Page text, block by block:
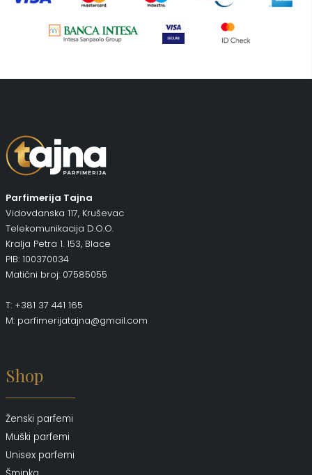
Parfimerija Tajna
Vidovdanska 117, Kruševac
Telekomunikacija D.O.O.
Kralja Petra 1. 153, Blace
PIB: 100370034
Matični broj: 07585055
T: +381 37 441 165
M: parfimerijatajna@gmail.com
Shop
Ženski parfemi
Muški parfemi
Unisex parfemi